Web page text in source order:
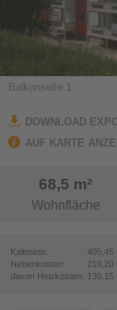
Gera
Gera
JENA
Jena Lobeda
Jena Zentrum
GEWÜNSCHTE
Küche mit
Bad mit Wanne
Einbauküche
Maisonette
37
Balkonseite 1
DOWNLOAD
AUF KARTE
68,5 m²
Wohnfläche
Kaltmiete:
405,45
Nebenkosten:
219,20
davon Heizkosten: 130,15